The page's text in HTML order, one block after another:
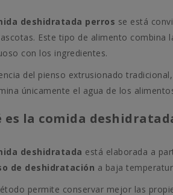
deshidratada perros se está
Este tipo de alimento combina
con los ingredientes.
del pienso extrusionado
únicamente el agua de los
es la comida
deshidratada está elaborada a
de deshidratación a baja
permite conservar mejor las